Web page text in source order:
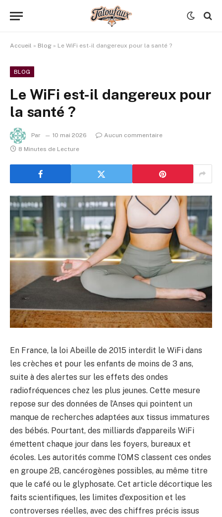
Accueil » Blog » Le WiFi est-il dangereux pour la santé ?
BLOG
Le WiFi est-il dangereux pour
la santé ?
Par 10 mai 2026
Aucun commentaire
8 Minutes de Lecture
En France, la loi Abeille de 2015 interdit le WiFi dans
les crèches et pour les enfants de moins de 3 ans,
suite à des alertes sur les effets des ondes
radiofréquences chez les plus jeunes. Cette mesure
repose sur des données de l’Anses qui pointent un
manque de recherches adaptées aux tissus immatures
des bébés. Pourtant, des milliards d’appareils WiFi
émettent chaque jour dans les foyers, bureaux et
écoles. Les autorités comme l’OMS classent ces ondes
en groupe 2B, cancérogènes possibles, au même titre
que le café ou le glyphosate. Cet article décortique les
faits scientifiques, les limites d’exposition et les
controverses réelles, avec des chiffres précis issus